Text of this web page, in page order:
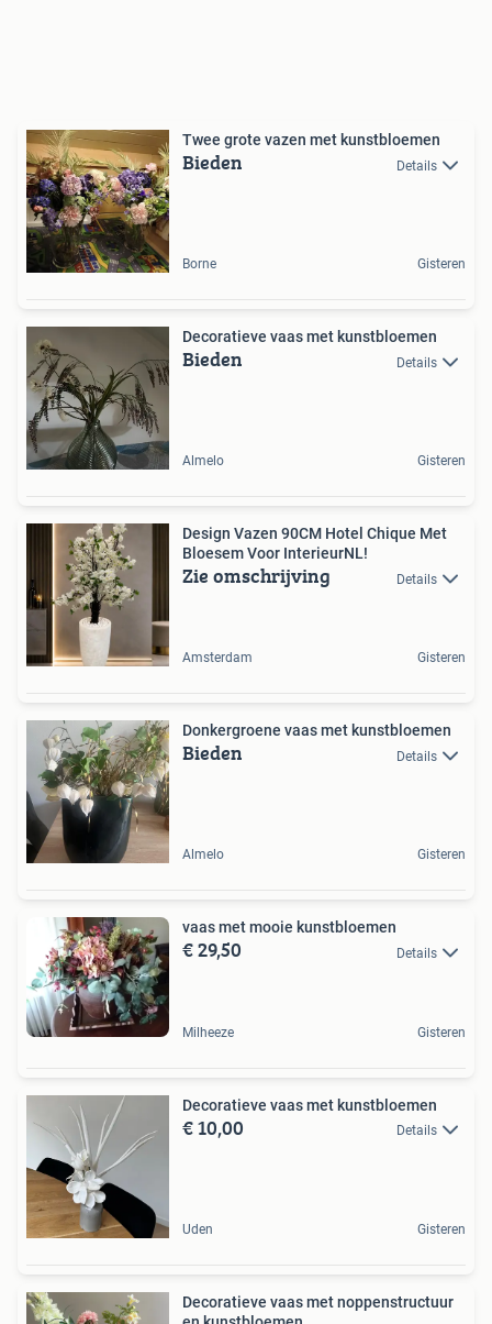
Twee grote vazen met kunstbloemen
Bieden Details
Borne Gisteren
Decoratieve vaas met kunstbloemen
Bieden Details
Almelo Gisteren
Design Vazen 90CM Hotel Chique Met
Bloesem Voor InterieurNL!
Zie omschrijving Details
Amsterdam Gisteren
Donkergroene vaas met kunstbloemen
Bieden Details
Almelo Gisteren
vaas met mooie kunstbloemen
€ 29,50 Details
Milheeze Gisteren
Decoratieve vaas met kunstbloemen
€ 10,00 Details
Uden Gisteren
Decoratieve vaas met noppenstructuur